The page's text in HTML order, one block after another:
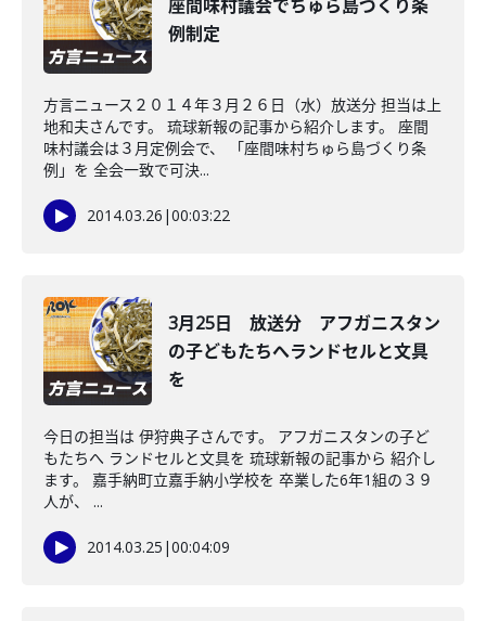
座間味村議会でちゅら島づくり条
例制定
方言ニュース２０１４年３月２６日（水）放送分 担当は上
地和夫さんです。 琉球新報の記事から紹介します。 座間
味村議会は３月定例会で、 「座間味村ちゅら島づくり条
例」を 全会一致で可決...
2014.03.26 |00:03:22
3月25日 放送分 アフガニスタン
の子どもたちへランドセルと文具
を
今日の担当は 伊狩典子さんです。 アフガニスタンの子ど
もたちへ ランドセルと文具を 琉球新報の記事から 紹介し
ます。 嘉手納町立嘉手納小学校を 卒業した6年1組の３９
人が、 ...
2014.03.25 |00:04:09